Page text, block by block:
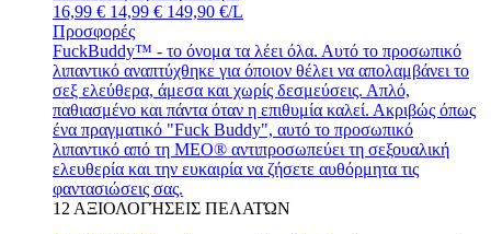
16,99 € 14,99 € 149,90 €/L
Προσφορές
FuckBuddy™ - το όνομα τα λέει όλα. Αυτό το προσωπικό
λιπαντικό αναπτύχθηκε για όποιον θέλει να απολαμβάνει το
σεξ ελεύθερα, άμεσα και χωρίς δεσμεύσεις. Απλό,
παθιασμένο και πάντα όταν η επιθυμία καλεί. Ακριβώς όπως
ένα πραγματικό "Fuck Buddy", αυτό το προσωπικό
λιπαντικό από τη MEO® αντιπροσωπεύει τη σεξουαλική
ελευθερία και την ευκαιρία να ζήσετε αυθόρμητα τις
φαντασιώσεις σας.
12 ΑΞΙΟΛΟΓΉΣΕΙΣ ΠΕΛΑΤΏΝ